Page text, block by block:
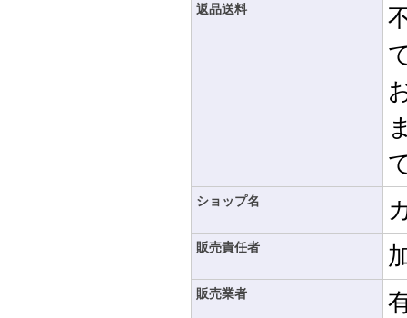
返品送料
ショップ名
販売責任者
販売業者